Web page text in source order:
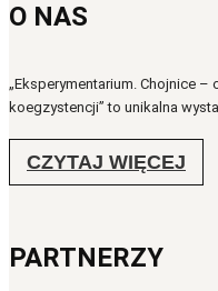
O NAS
„Eksperymentarium. Chojnice –
koegzystencji” to unikalna
CZYTAJ WIĘCEJ
PARTNERZY